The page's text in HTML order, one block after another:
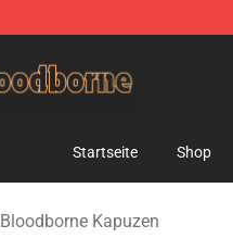
Startseite Shop
Bloodborne Kapuzen